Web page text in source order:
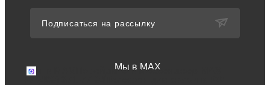
Подписаться на рассылку
Мы в MAX
Мы в MAX
Перейдите в мессенджер MAX